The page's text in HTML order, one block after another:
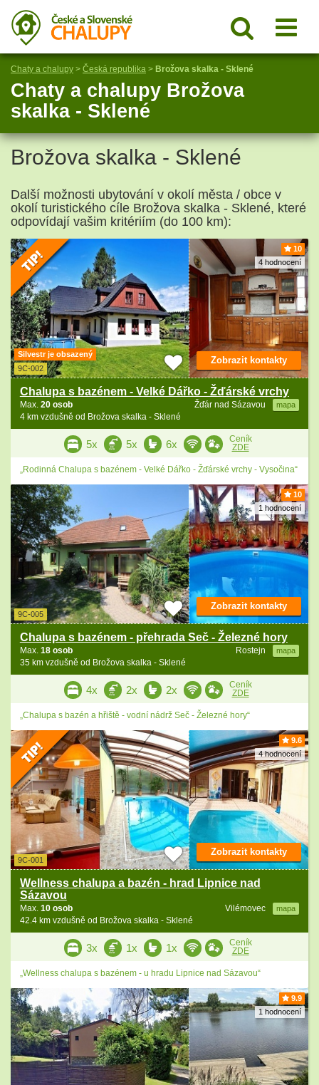
Chaty a chalupy > Česká republika > Brožova skalka - Sklené
Chaty a chalupy Brožova
skalka - Sklené
Brožova skalka - Sklené
Další možnosti ubytování v okolí města / obce v
okolí turistického cíle Brožova skalka - Sklené, které
odpovídají vašim kritériím (do 100 km):
10
4 hodnocení
Silvestr je obsazený
9C-002
Chalupa s bazénem - Velké Dářko - Žďárské vrchy
Žďár nad Sázavou mapa
Max. 20 osob
4 km vzdušně od Brožova skalka - Sklené
Zobrazit kontakty
5x 5x 6x
Ceník
ZDE
„Rodinná Chalupa s bazénem - Velké Dářko - Žďárské vrchy - Vysočina“
10
1 hodnocení
9C-005
Chalupa s bazénem - přehrada Seč - Železné hory
Rostejn mapa
Max. 18 osob
35 km vzdušně od Brožova skalka - Sklené
Zobrazit kontakty
4x 2x 2x
Ceník
ZDE
„Chalupa s bazén a hřiště - vodní nádrž Seč - Železné hory“
9.6
4 hodnocení
9C-001
Wellness chalupa a bazén - hrad Lipnice nad
Sázavou
Vilémovec mapa
Max. 10 osob
42.4 km vzdušně od Brožova skalka - Sklené
Zobrazit kontakty
3x 1x 1x
Ceník
ZDE
„Wellness chalupa s bazénem - u hradu Lipnice nad Sázavou“
9.9
1 hodnocení